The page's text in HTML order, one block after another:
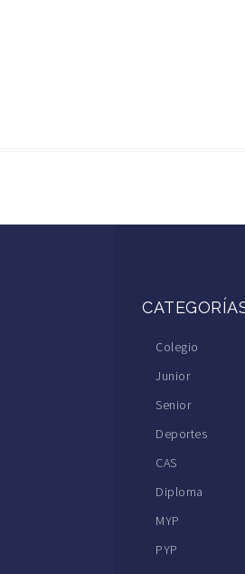
Colegio
Junior
Senior
Deportes
CAS
Diploma
MYP
PYP